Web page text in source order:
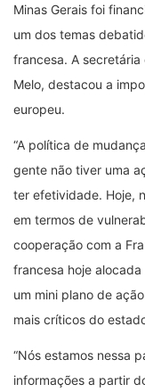
Minas Gerais foi
um dos temas
francesa. A secretária
Melo, destacou a
europeu.
“A política de
gente não tiver uma
ter efetividade. Hoje,
em termos de
cooperação com a
francesa hoje
um mini plano de
mais críticos do
“Nós estamos nessa
informações a partir